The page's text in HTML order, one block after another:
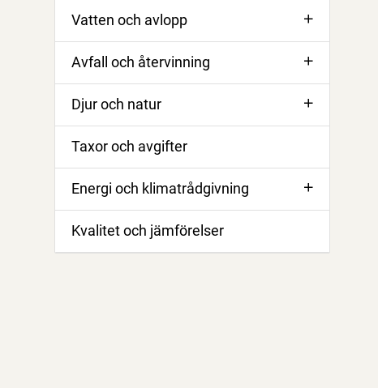
Vatten och avlopp
Avfall och återvinning
Djur och natur
Taxor och avgifter
Energi och klimatrådgivning
Kvalitet och jämförelser